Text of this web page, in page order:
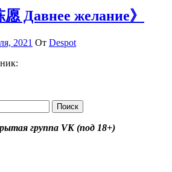
Давнее желание》
2021 От Despot
группа VK (под 18+)